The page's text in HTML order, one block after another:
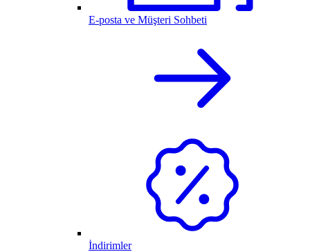
E-posta ve Müşteri Sohbeti
İndirimler